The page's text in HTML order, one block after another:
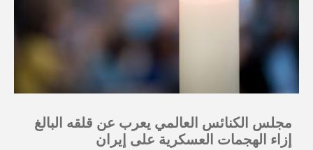
مجلس الكنائس العالمي يعرب عن قلقه البالغ
إزاء الهجمات العسكرية على إيران